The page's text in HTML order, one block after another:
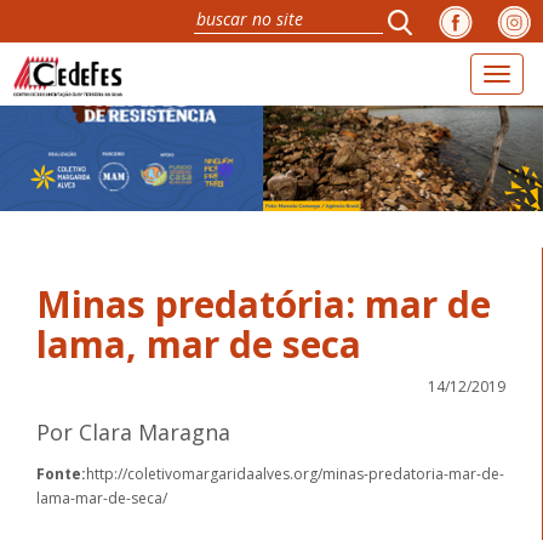
Minas predatória: mar de
lama, mar de seca
14/12/2019
Por Clara Maragna
Fonte:http://coletivomargaridaalves.org/minas-predatoria-mar-de-
lama-mar-de-seca/